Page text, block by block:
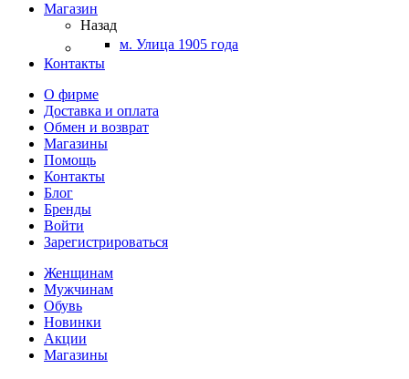
Магазин
Назад
м. Улица 1905 года
Контакты
О фирме
Доставка и оплата
Обмен и возврат
Магазины
Помощь
Контакты
Блог
Бренды
Войти
Зарегистрироваться
Женщинам
Мужчинам
Обувь
Новинки
Акции
Магазины